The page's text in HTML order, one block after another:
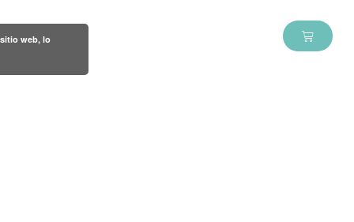
About us Basket
web, lo